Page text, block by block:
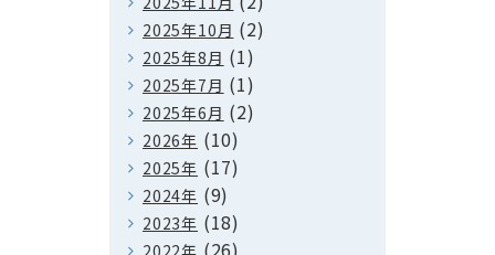
2025年10月 (2)
2025年8月 (1)
2025年7月 (1)
2025年6月 (2)
2026年 (10)
2025年 (17)
2024年 (9)
2023年 (18)
2022年 (26)